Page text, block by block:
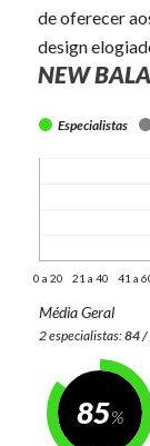
de oferecer
design
NEW
Especialistas
0 a 20 21 a 40 41 a
Média Geral
2 especialistas:84 /
85